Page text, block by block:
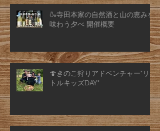
🍶寺田本家の自然酒と山の恵みを
味わう夕べ 開催概要
🍄きのこ狩りアドベンチャー"リ
トルキッズDAY"